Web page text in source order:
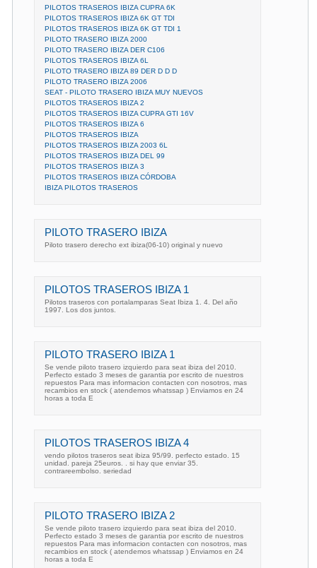
PILOTOS TRASEROS IBIZA CUPRA 6K
PILOTOS TRASEROS IBIZA 6K GT TDI
PILOTOS TRASEROS IBIZA 6K GT TDI 1
PILOTO TRASERO IBIZA 2000
PILOTO TRASERO IBIZA DER C106
PILOTOS TRASEROS IBIZA 6L
PILOTO TRASERO IBIZA 89 DER D D D
PILOTO TRASERO IBIZA 2006
SEAT - PILOTO TRASERO IBIZA MUY NUEVOS
PILOTOS TRASEROS IBIZA 2
PILOTOS TRASEROS IBIZA CUPRA GTI 16V
PILOTOS TRASEROS IBIZA 6
PILOTOS TRASEROS IBIZA
PILOTOS TRASEROS IBIZA 2003 6L
PILOTOS TRASEROS IBIZA DEL 99
PILOTOS TRASEROS IBIZA 3
PILOTOS TRASEROS IBIZA CÓRDOBA
IBIZA PILOTOS TRASEROS
PILOTO TRASERO IBIZA
Piloto trasero derecho ext ibiza(06-10) original y nuevo
PILOTOS TRASEROS IBIZA 1
Pilotos traseros con portalamparas Seat Ibiza 1. 4. Del año
1997. Los dos juntos.
PILOTO TRASERO IBIZA 1
Se vende piloto trasero izquierdo para seat ibiza del 2010.
Perfecto estado 3 meses de garantia por escrito de nuestros
repuestos Para mas informacion contacten con nosotros, mas
recambios en stock ( atendemos whatssap ) Enviamos en 24
horas a toda E
PILOTOS TRASEROS IBIZA 4
vendo pilotos traseros seat ibiza 95/99. perfecto estado. 15
unidad. pareja 25euros. . si hay que enviar 35.
contrareembolso. seriedad
PILOTO TRASERO IBIZA 2
Se vende piloto trasero izquierdo para seat ibiza del 2010.
Perfecto estado 3 meses de garantia por escrito de nuestros
repuestos Para mas informacion contacten con nosotros, mas
recambios en stock ( atendemos whatssap ) Enviamos en 24
horas a toda E